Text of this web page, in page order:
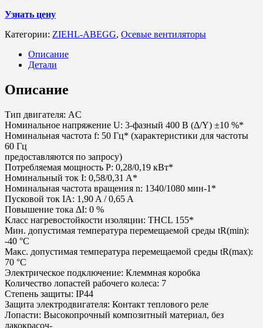
Узнать цену
Категории: ZIEHL-ABEGG, Осевые вентиляторы
Описание
Детали
Описание
Тип двигателя: AC
Номинальное напряжение U: 3-фазный 400 В (Δ/Y) ±10 %*
Номинальная частота f: 50 Гц* (характеристики для частоты
60 Гц
предоставляются по запросу)
Потребляемая мощность P: 0,28/0,19 кВт*
Номинальный ток I: 0,58/0,31 A*
Номинальная частота вращения n: 1340/1080 мин-1*
Пусковой ток IA: 1,90 A / 0,65 A
Повышение тока ΔI: 0 %
Класс нагревостойкости изоляции: THCL 155*
Мин. допустимая температура перемещаемой среды tR(min):
-40 °C
Макс. допустимая температура перемещаемой среды tR(max):
70 °C
Электрическое подключение: Клеммная коробка
Количество лопастей рабочего колеса: 7
Степень защиты: IP44
Защита электродвигателя: Контакт теплового реле
Лопасти: Высокопрочный композитный материал, без
лакокрасоч-